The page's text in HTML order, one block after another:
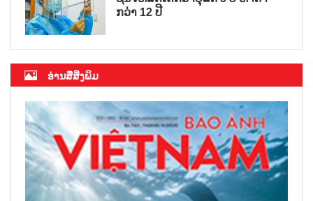
ກວ່າ 12 ປີ
ອ່ານສື່ສິ່ງພິມ